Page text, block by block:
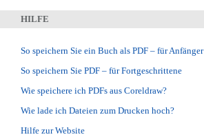
HILFE
So speichern Sie ein Buch als PDF – für Anfänger
So speichern Sie PDF – für Fortgeschrittene
Wie speichere ich PDFs aus Coreldraw?
Wie lade ich Dateien zum Drucken hoch?
Hilfe zur Website